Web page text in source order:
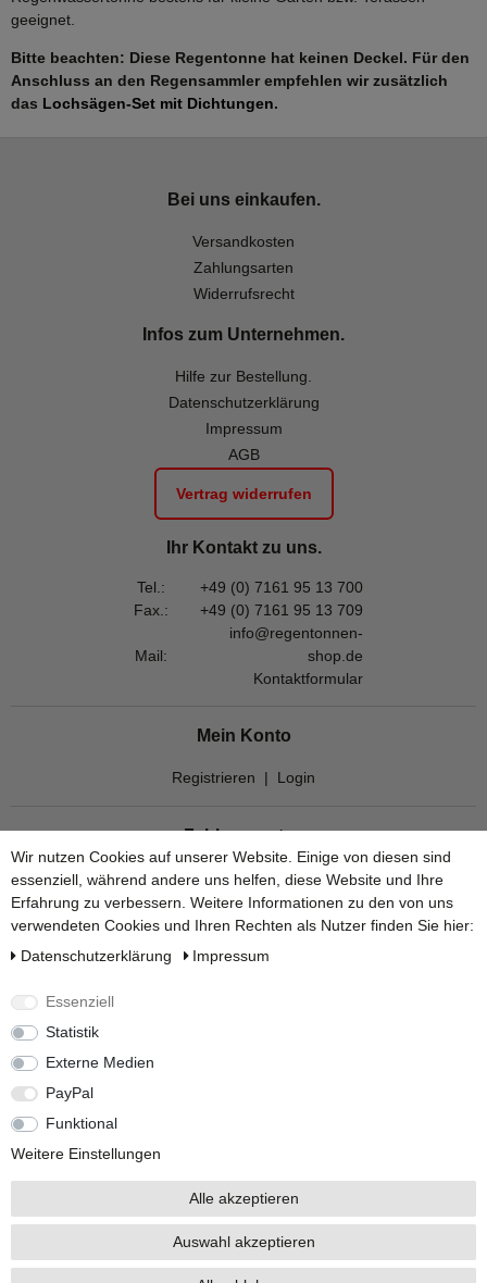
geeignet.
Bitte beachten: Diese Regentonne hat keinen Deckel. Für den
Anschluss an den Regensammler empfehlen wir zusätzlich
das Lochsägen-Set mit Dichtungen.
Bei uns einkaufen.
Versandkosten
Zahlungsarten
Widerrufsrecht
Infos zum Unternehmen.
Hilfe zur Bestellung.
Datenschutzerklärung
Impressum
AGB
Vertrag widerrufen
Ihr Kontakt zu uns.
Tel.:
+49 (0) 7161 95 13 700
Fax.:
+49 (0) 7161 95 13 709
Mail:
info@regentonnen-
shop.de
Kontaktformular
Mein Konto
Registrieren | Login
Zahlungsarten
Den Ratgeber zum Thema Regentonne und Regenwassertonne
Alle Preise inkl. 19% Mehrwertsteuer.
* Die verkauften Stückzahlen beziehen sich auf Verkäufe in unseren Shops und
Marktplätzen.
Wir nutzen Cookies auf unserer Website. Einige von diesen sind
essenziell, während andere uns helfen, diese Website und Ihre
Erfahrung zu verbessern. Weitere Informationen zu den von uns
verwendeten Cookies und Ihren Rechten als Nutzer finden Sie hier:
Daten­schutz­erklärung
Impressum
Essenziell
Statistik
Externe Medien
PayPal
Funktional
Weitere Einstellungen
Alle akzeptieren
Auswahl akzeptieren